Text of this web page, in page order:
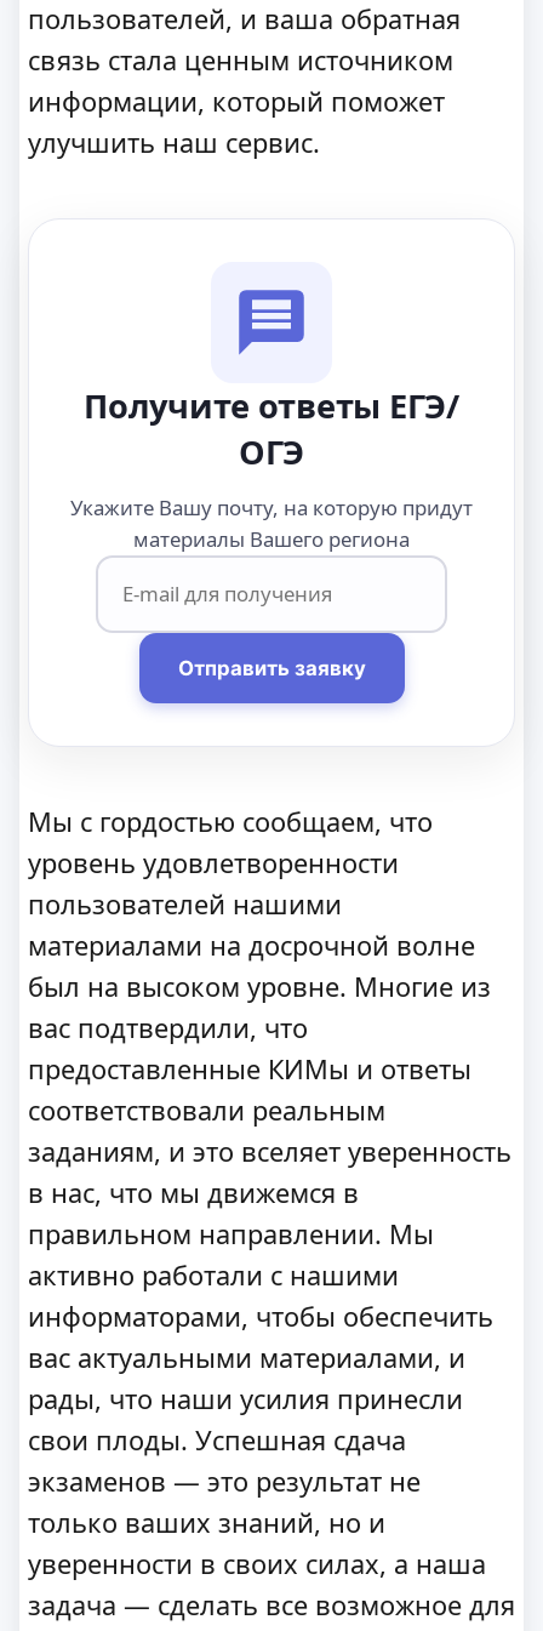
пользователей, и ваша обратная
связь стала ценным источником
информации, который поможет
улучшить наш сервис.
Получите ответы ЕГЭ/
ОГЭ
Укажите Вашу почту, на которую придут
материалы Вашего региона
Отправить заявку
Мы с гордостью сообщаем, что
уровень удовлетворенности
пользователей нашими
материалами на досрочной волне
был на высоком уровне. Многие из
вас подтвердили, что
предоставленные КИМы и ответы
соответствовали реальным
заданиям, и это вселяет уверенность
в нас, что мы движемся в
правильном направлении. Мы
активно работали с нашими
информаторами, чтобы обеспечить
вас актуальными материалами, и
рады, что наши усилия принесли
свои плоды. Успешная сдача
экзаменов — это результат не
только ваших знаний, но и
уверенности в своих силах, а наша
задача — сделать все возможное для